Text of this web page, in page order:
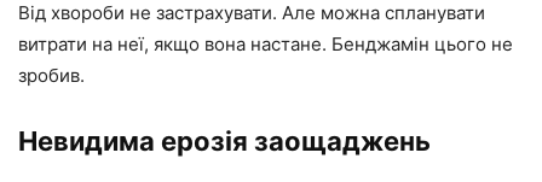
Від хвороби не застрахувати. Але можна спланувати
витрати на неї, якщо вона настане. Бенджамін цього не
зробив.
Невидима ерозія заощаджень